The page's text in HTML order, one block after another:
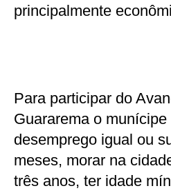
principalmente
Para participar do
Guararema o
desemprego igual ou
meses, morar na
três anos, ter idade